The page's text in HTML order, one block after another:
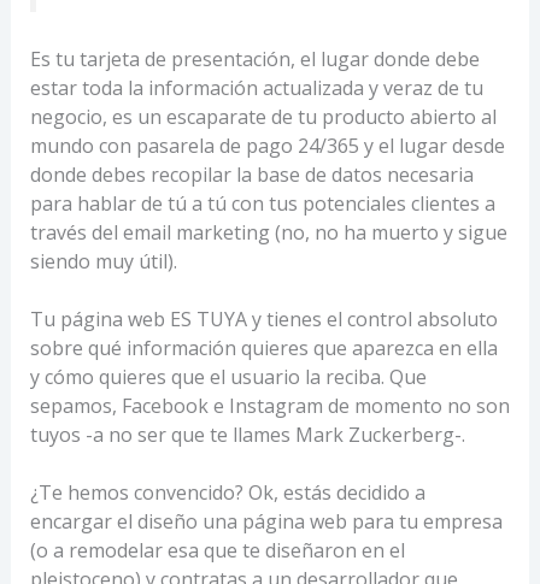
Es tu tarjeta de presentación, el lugar donde debe
estar toda la información actualizada y veraz de tu
negocio, es un escaparate de tu producto abierto al
mundo con pasarela de pago 24/365 y el lugar desde
donde debes recopilar la base de datos necesaria
para hablar de tú a tú con tus potenciales clientes a
través del email marketing (no, no ha muerto y sigue
siendo muy útil).
Tu página web ES TUYA y tienes el control absoluto
sobre qué información quieres que aparezca en ella
y cómo quieres que el usuario la reciba. Que
sepamos, Facebook e Instagram de momento no son
tuyos -a no ser que te llames Mark Zuckerberg-.
¿Te hemos convencido? Ok, estás decidido a
encargar el diseño una página web para tu empresa
(o a remodelar esa que te diseñaron en el